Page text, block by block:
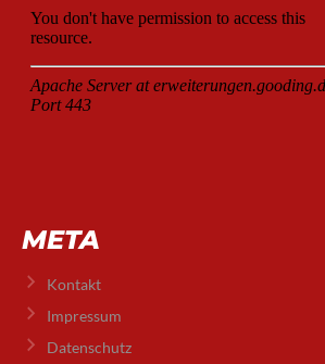
META
Kontakt
Impressum
Datenschutz